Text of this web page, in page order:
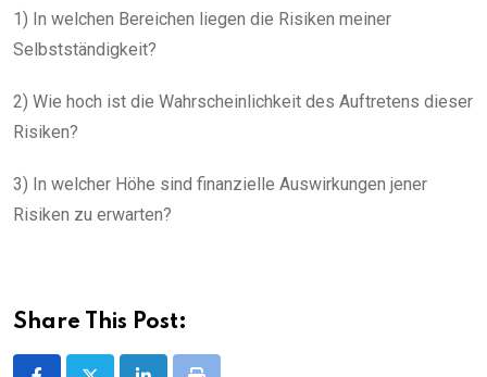
1) In welchen Bereichen liegen die Risiken meiner
Selbstständigkeit?
2) Wie hoch ist die Wahrscheinlichkeit des Auftretens dieser
Risiken?
3) In welcher Höhe sind finanzielle Auswirkungen jener
Risiken zu erwarten?
Share This Post: